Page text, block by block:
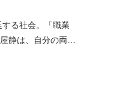
る社会。「職業
静は、自分の両親